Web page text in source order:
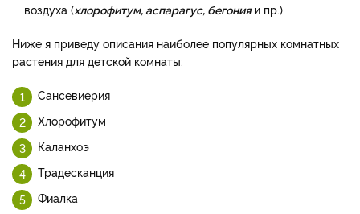
воздуха (хлорофитум, аспарагус, бегонияи пр.)
Ниже я приведу описания наиболее популярных комнатных
растения для детской комнаты:
Сансевиерия
Хлорофитум
Каланхоэ
Традесканция
Фиалка